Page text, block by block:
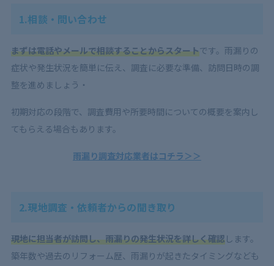
1.相談・問い合わせ
まずは電話やメールで相談することからスタートです。雨漏りの
症状や発生状況を簡単に伝え、調査に必要な準備、訪問日時の調
整を進めましょう・
初期対応の段階で、調査費用や所要時間についての概要を案内し
てもらえる場合もあります。
雨漏り調査対応業者はコチラ＞＞
2.現地調査・依頼者からの聞き取り
現地に担当者が訪問し、雨漏りの発生状況を詳しく確認します。
築年数や過去のリフォーム歴、雨漏りが起きたタイミングなども